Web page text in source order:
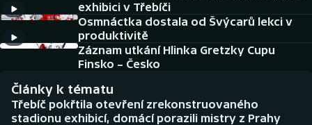
Americký fotbal
Baseball a softbal
Basketbal
Biatlon
NEPŘEHLÉDNĚTE
Soutěže
Historické návraty
Aplikace ČT sport
exhibici v Třebíči
Osmnáctka dostala od Švýcarů lekci v
produktivitě
Záznam utkání Hlinka Gretzky Cupu
Finsko – Česko
Články k tématu
Třebíč pokřtila otevření zrekonstruovaného
stadionu exhibicí, domácí porazili mistry z Prahy